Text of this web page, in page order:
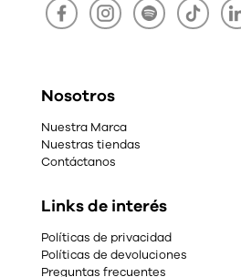
Nosotros
Nuestra Marca
Nuestras tiendas
Contáctanos
Links de interés
Políticas de privacidad
Políticas de devoluciones
Preguntas frecuentes